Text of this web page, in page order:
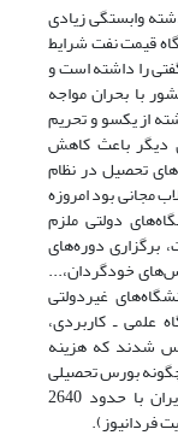
طی 40 سال گذشته وابستگی زیادی
قیمت نفت شرایط
را داشته است و
با بحران مواجه
از یکسو و تحریم
دیگر باعث کاهش
تحصیل در نظام
مجانی بود امروزه
دولتی ملزم
برگزاری دوره‌های
خودگردان،...
غیردولتی
علمی ـ کاربردی،
شدند که هزینه
بورس تحصیلی
را به دانشجویان ارائه نمی‌کنند. امروزه کشور ایران با حدود 2640
فردانیوز).